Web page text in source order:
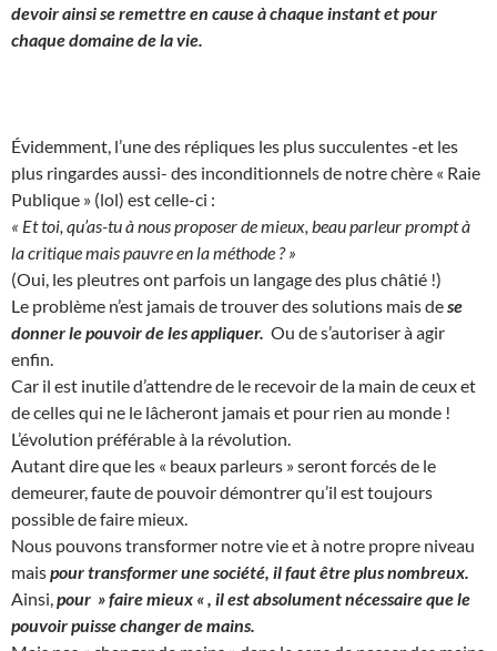
devoir ainsi se remettre en cause à chaque instant et pour
chaque domaine de la vie.
Évidemment, l’une des répliques les plus succulentes -et les
plus ringardes aussi- des inconditionnels de notre chère « Raie
Publique » (lol) est celle-ci :
« Et toi, qu’as-tu à nous proposer de mieux, beau parleur prompt à
la critique mais pauvre en la méthode ? »
(Oui, les pleutres ont parfois un langage des plus châtié !)
Le problème n’est jamais de trouver des solutions mais dese
donner le pouvoir de les appliquer. Ou de s’autoriser à agir
enfin.
Car il est inutile d’attendre de le recevoir de la main de ceux et
de celles qui ne le lâcheront jamais et pour rien au monde !
L’évolution préférable à la révolution.
Autant dire que les « beaux parleurs » seront forcés de le
demeurer, faute de pouvoir démontrer qu’il est toujours
possible de faire mieux.
Nous pouvons transformer notre vie et à notre propre niveau
maispour transformer une société, il faut être plus nombreux.
Ainsi, pour » faire mieux « , il est absolument nécessaire que le
pouvoir puisse changer de mains.